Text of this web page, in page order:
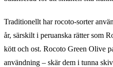
Traditionellt har rocoto-sorter
år, särskilt i peruanska rätter som
kött och ost. Rocoto Green Olive
användning – skär dem i tunna